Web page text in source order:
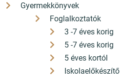
Gyermekkönyvek
Foglalkoztatók
3 -7 éves korig
5 -7 éves korig
5 éves kortól
Iskolaelőkészítő